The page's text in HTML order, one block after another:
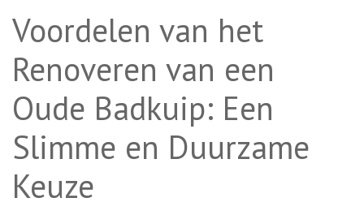
Voordelen van het
Renoveren van een
Oude Badkuip: Een
Slimme en Duurzame
Keuze